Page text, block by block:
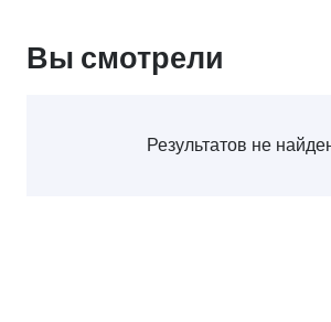
Вы смотрели
Результатов не